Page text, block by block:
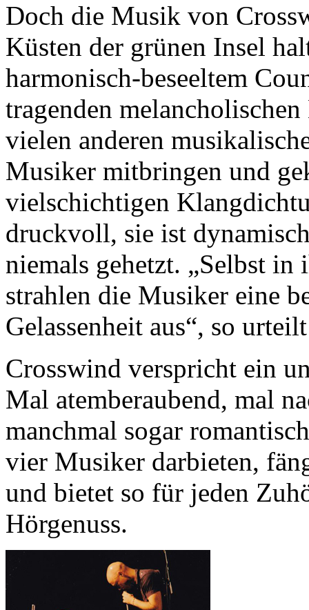
Doch die Musik von
Küsten der grünen Insel
harmonisch-beseeltem
tragenden
vielen anderen
Musiker mitbringen und
vielschichtigen
druckvoll, sie ist
niemals gehetzt. „Selbst in
strahlen die Musiker eine
Gelassenheit aus“, so
Crosswind verspricht ein
Mal atemberaubend, mal
manchmal sogar
vier Musiker darbieten,
und bietet so für jeden
Hörgenuss.